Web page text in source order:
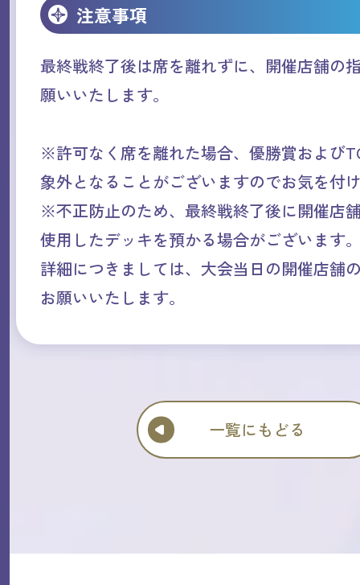
注意事項
最終戦終了後は席を離れずに、開催店舗の
願いいたします。
※許可なく席を離れた場合、優勝賞および
象外となることがございますのでお気を付
※不正防止のため、最終戦終了後に開催店
使用したデッキを預かる場合がございます
詳細につきましては、大会当日の開催店舗
お願いいたします。
一覧にもどる